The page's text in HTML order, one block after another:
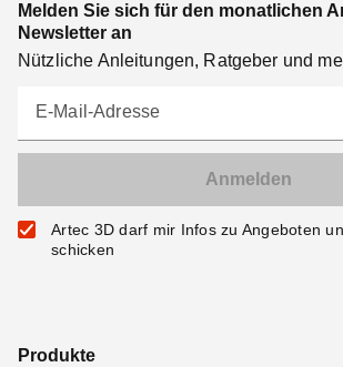
Melden Sie sich für den monatlichen
Newsletter an
Nützliche Anleitungen, Ratgeber und
E-Mail-Adresse
Artec 3D darf mir Infos zu Angeboten
schicken
Produkte